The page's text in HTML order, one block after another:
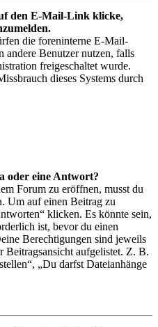
den E-Mail-Link klicke,
die foreninterne E-Mail-
Benutzer nutzen, falls
freigeschaltet wurde.
dieses Systems durch
oder eine Antwort?
Forum zu eröffnen, musst du
Um auf einen Beitrag zu
klicken. Es könnte sein,
ist, bevor du einen
Berechtigungen sind jeweils
Beitragsansicht aufgelistet. Z. B.
„Du darfst Dateianhänge